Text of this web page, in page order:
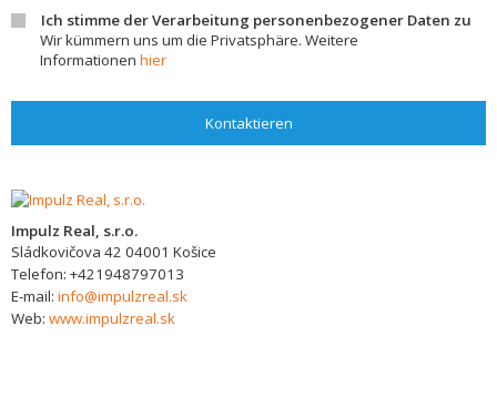
Ich stimme der Verarbeitung personenbezogener Daten zu
Wir kümmern uns um die Privatsphäre. Weitere
Informationen hier
Kontaktieren
Impulz Real, s.r.o.
Sládkovičova 42 04001 Košice
Telefon: +421948797013
E-mail: info@impulzreal.sk
Web: www.impulzreal.sk